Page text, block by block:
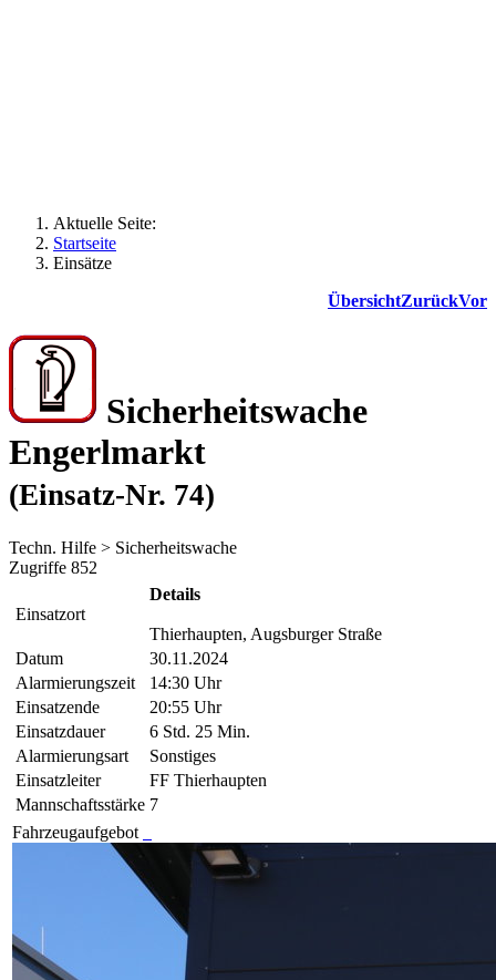
Aktuelle Seite:
Startseite
Einsätze
ÜbersichtZurückVor
Sicherheitswache
Engerlmarkt
(Einsatz-Nr. 74)
Techn. Hilfe > Sicherheitswache
Zugriffe 852
Einsatzort
Details
Thierhaupten, Augsburger Straße
Datum
30.11.2024
Alarmierungszeit
14:30 Uhr
Einsatzende
20:55 Uhr
Einsatzdauer
6 Std. 25 Min.
Alarmierungsart
Sonstiges
Einsatzleiter
FF Thierhaupten
Mannschaftsstärke 7
Fahrzeugaufgebot